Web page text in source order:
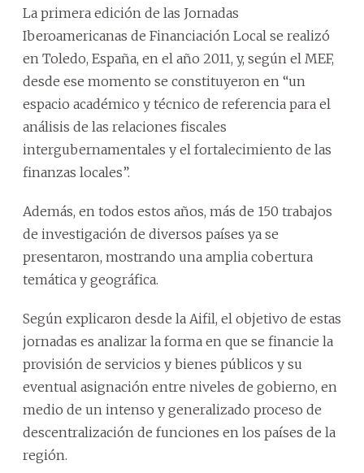
La primera edición de las Jornadas
Iberoamericanas de Financiación Local se realizó
en Toledo, España, en el año 2011, y, según el MEF,
desde ese momento se constituyeron en “un
espacio académico y técnico de referencia para el
análisis de las relaciones fiscales
intergubernamentales y el fortalecimiento de las
finanzas locales”.
Además, en todos estos años, más de 150 trabajos
de investigación de diversos países ya se
presentaron, mostrando una amplia cobertura
temática y geográfica.
Según explicaron desde la Aifil, el objetivo de estas
jornadas es analizar la forma en que se financie la
provisión de servicios y bienes públicos y su
eventual asignación entre niveles de gobierno, en
medio de un intenso y generalizado proceso de
descentralización de funciones en los países de la
región.